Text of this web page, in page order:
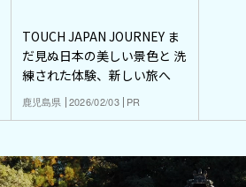
TOUCH JAPAN JOURNEY ま
だ見ぬ日本の美しい景色と 洗
練された体験、新しい旅へ
鹿児島県 2026/02/03 PR